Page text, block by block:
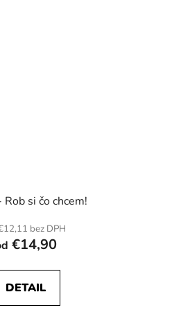
Rob si čo chcem!
bez DPH
€14,90
DETAIL